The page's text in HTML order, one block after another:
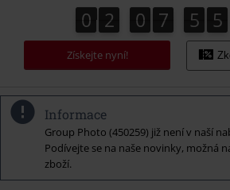
pro
hráče,
móda
0
0 2
2 0
0 7
7 5
5 5
5
Získejte nyní!
Informace
Group Photo (450259) již není v naší
Podívejte se na naše novinky, možná
zboží.